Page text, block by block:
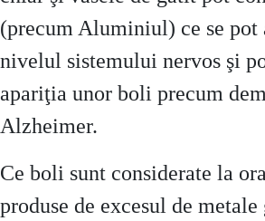
(precum Aluminiul) ce se pot
nivelul sistemului nervos şi
apariţia unor boli precum
Alzheimer.
Ce boli sunt considerate la
produse de excesul de metale